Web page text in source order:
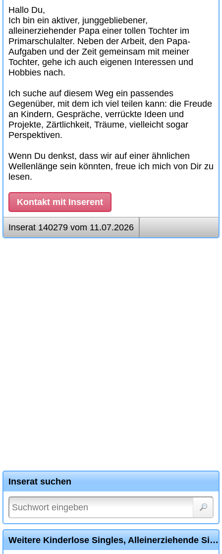
Hallo Du,
Ich bin ein aktiver, junggebliebener,
alleinerziehender Papa einer tollen Tochter im
Primarschulalter. Neben der Arbeit, den Papa-
Aufgaben und der Zeit gemeinsam mit meiner
Tochter, gehe ich auch eigenen Interessen und
Hobbies nach.
Ich suche auf diesem Weg ein passendes
Gegenüber, mit dem ich viel teilen kann: die Freude
an Kindern, Gespräche, verrückte Ideen und
Projekte, Zärtlichkeit, Träume, vielleicht sogar
Perspektiven.
Wenn Du denkst, dass wir auf einer ähnlichen
Wellenlänge sein könnten, freue ich mich von Dir zu
lesen.
Kontakt mit Inserent
Inserat 140279 vom 11.07.2026
Inserat suchen
Weitere Kinderlose Singles, Alleinerziehende Singles Inserate